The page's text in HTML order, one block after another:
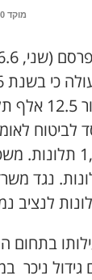
מוקד 100 של המשטרה (צילום ארכיון להמחשה)
פרסם (שני,
כי בשנת
12.5 אלף
תלונות.
נגד
לנציב
בתחום
גידול ניכר